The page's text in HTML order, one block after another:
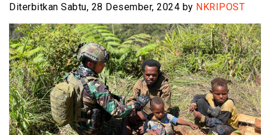
Diterbitkan Sabtu, 28 Desember, 2024 by NKRIPOST